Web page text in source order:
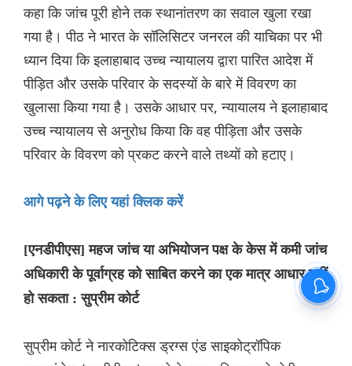
कहा कि जांच पूरी होने तक स्थानांतरण का सवाल खुला रखा
गया है। पीठ ने भारत के सॉलिसिटर जनरल की याचिका पर भी
ध्यान दिया कि इलाहाबाद उच्च न्यायालय द्वारा पारित आदेश में
पीड़ित और उसके परिवार के सदस्यों के बारे में विवरण का
खुलासा किया गया है। उसके आधार पर, न्यायालय ने इलाहाबाद
उच्च न्यायालय से अनुरोध किया कि वह पीड़िता और उसके
परिवार के विवरण को प्रकट करने वाले तथ्यों को हटाए।
आगे पढ़ने के लिए यहां क्लिक करें
[एनडीपीएस] महज जांच या अभियोजन पक्ष के केस में कमी जांच
अधिकारी के पूर्वाग्रह को साबित करने का एक मात्र आधार नहीं
हो सकता : सुप्रीम कोर्ट
सुप्रीम कोर्ट ने नारकोटिक्स ड्रग्स एंड साइकोट्रॉपिक